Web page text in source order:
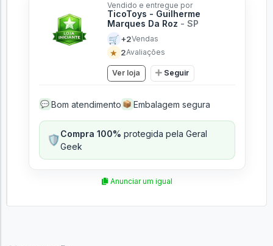
Vendido e entregue por
TicoToys - Guilherme
Marques Da Roz - SP
🛒 +2Vendas
★ 2Avaliações
Ver loja Seguir
💬 Bom atendimento 📦 Embalagem segura
🛡️Compra 100% protegida pela Geral
Geek
Anunciar um igual